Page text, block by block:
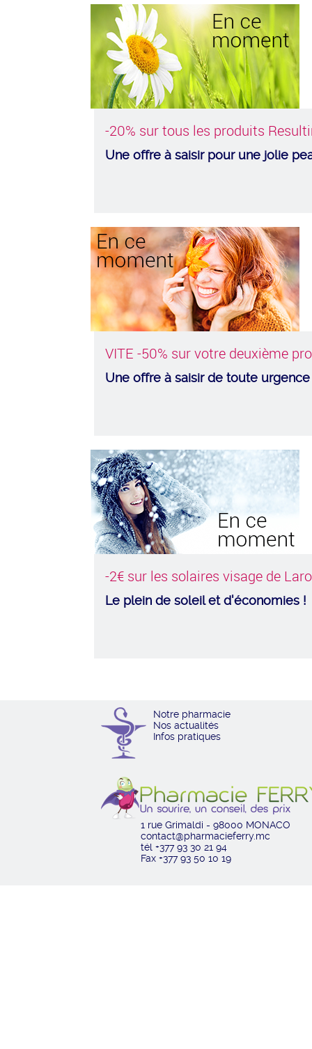
-20% sur tous les produits
Une offre à saisir pour une jolie
VITE -50% sur votre deuxième
Une offre à saisir de toute
-2€ sur les solaires visage de
Le plein de soleil et d'économies !
Notre pharmacie
Nos actualités
Infos pratiques
1 rue Grimaldi - 98000 MONACO
contact@pharmacieferry.mc
tél +377 93 30 21 94
Fax +377 93 50 10 19